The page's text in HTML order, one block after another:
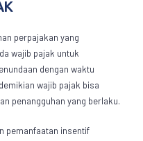
perpajakan yang
wajib pajak untuk
dengan waktu
wajib pajak bisa
penangguhan yang berlaku.
pemanfaatan insentif